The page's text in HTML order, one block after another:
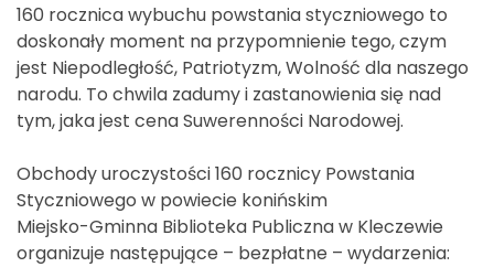
160 rocznica wybuchu powstania styczniowego to
doskonały moment na przypomnienie tego, czym
jest Niepodległość, Patriotyzm, Wolność dla naszego
narodu. To chwila zadumy i zastanowienia się nad
tym, jaka jest cena Suwerenności Narodowej.
Obchody uroczystości 160 rocznicy Powstania
Styczniowego w powiecie konińskim
Miejsko-Gminna Biblioteka Publiczna w Kleczewie
organizuje następujące – bezpłatne – wydarzenia: